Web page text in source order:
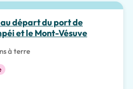
départ du port de
et le Mont-Vésuve
à terre